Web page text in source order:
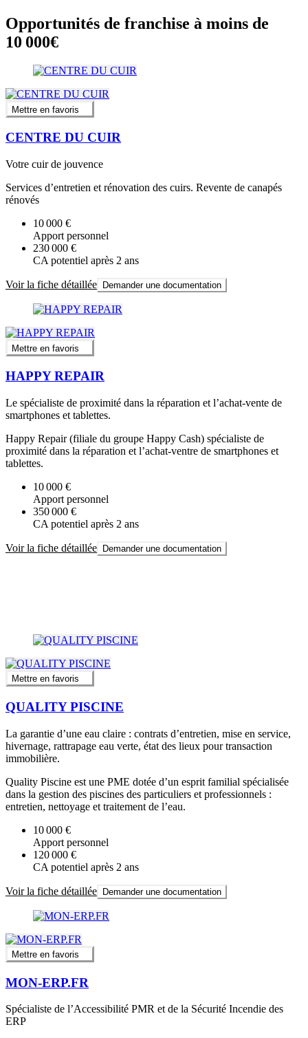
Opportunités de franchise à moins de
10 000€
Mettre en favoris
CENTRE DU CUIR
Votre cuir de jouvence
Services d’entretien et rénovation des cuirs. Revente de canapés
rénovés
10 000 €
Apport personnel
230 000 €
CA potentiel après 2 ans
Voir la fiche détaillée Demander une documentation
Mettre en favoris
HAPPY REPAIR
Le spécialiste de proximité dans la réparation et l’achat-vente de
smartphones et tablettes.
Happy Repair (filiale du groupe Happy Cash) spécialiste de
proximité dans la réparation et l’achat-ventre de smartphones et
tablettes.
10 000 €
Apport personnel
350 000 €
CA potentiel après 2 ans
Voir la fiche détaillée Demander une documentation
Mettre en favoris
QUALITY PISCINE
La garantie d’une eau claire : contrats d’entretien, mise en service,
hivernage, rattrapage eau verte, état des lieux pour transaction
immobilière.
Quality Piscine est une PME dotée d’un esprit familial spécialisée
dans la gestion des piscines des particuliers et professionnels :
entretien, nettoyage et traitement de l’eau.
10 000 €
Apport personnel
120 000 €
CA potentiel après 2 ans
Voir la fiche détaillée Demander une documentation
Mettre en favoris
MON-ERP.FR
Spécialiste de l’Accessibilité PMR et de la Sécurité Incendie des
ERP